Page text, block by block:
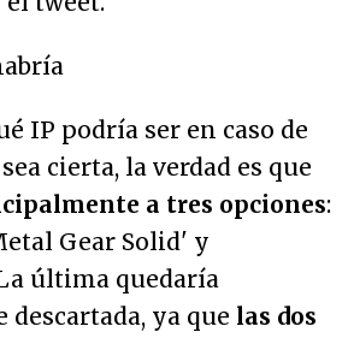
IP podría ser en caso de
cierta, la verdad es que
a tres opciones:
Gear Solid' y
última quedaría
ya que las dos